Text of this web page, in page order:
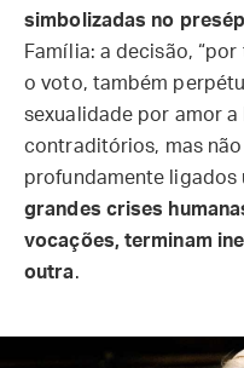
simbolizadas no
Família: a decisão,
o voto, também
sexualidade por amor
contraditórios, mas
profundamente ligados
grandes crises
vocações, terminam
outra.